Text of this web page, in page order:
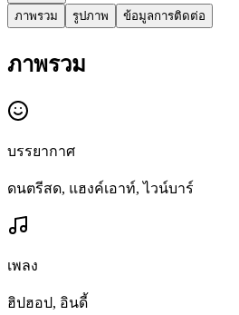
ภาพรวม
รูปภาพ ข้อมูลการติดต่อ
ภาพรวม
บรรยากาศ
ดนตรีสด, แฮงค์เอาท์, ไวน์บาร์
เพลง
ฮิปฮอป, อินดี้